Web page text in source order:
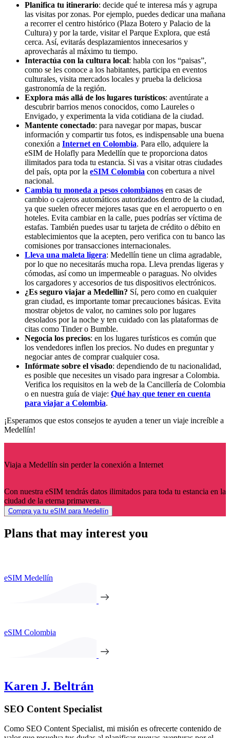
Planifica tu itinerario: decide qué te interesa más y agrupa
las visitas por zonas. Por ejemplo, puedes dedicar una mañana
a recorrer el centro histórico (Plaza Botero y Palacio de la
Cultura) y por la tarde, visitar el Parque Explora, que está
cerca. Así, evitarás desplazamientos innecesarios y
aprovecharás al máximo tu tiempo.
Interactúa con la cultura local: habla con los “paisas”,
como se les conoce a los habitantes, participa en eventos
culturales, visita mercados locales y prueba la deliciosa
gastronomía de la región.
Explora más allá de los lugares turísticos: aventúrate a
descubrir barrios menos conocidos, como Laureles o
Envigado, y experimenta la vida cotidiana de la ciudad.
Mantente conectado: para navegar por mapas, buscar
información y compartir tus fotos, es indispensable una buena
conexión a Internet en Colombia. Para ello, adquiere la
eSIM de Holafly para Medellín que te proporciona datos
ilimitados para toda tu estancia. Si vas a visitar otras ciudades
del país, opta por la eSIM Colombia con cobertura a nivel
nacional.
Cambia tu moneda a pesos colombianos en casas de
cambio o cajeros automáticos autorizados dentro de la ciudad,
ya que suelen ofrecer mejores tasas que en el aeropuerto o en
hoteles. Evita cambiar en la calle, pues podrías ser víctima de
estafas. También puedes usar tu tarjeta de crédito o débito en
establecimientos que la acepten, pero verifica con tu banco las
comisiones por transacciones internacionales.
Lleva una maleta ligera: Medellín tiene un clima agradable,
por lo que no necesitarás mucha ropa. Lleva prendas ligeras y
cómodas, así como un impermeable o paraguas. No olvides
los cargadores y accesorios de tus dispositivos electrónicos.
¿Es seguro viajar a Medellín? Sí, pero como en cualquier
gran ciudad, es importante tomar precauciones básicas. Evita
mostrar objetos de valor, no camines solo por lugares
desolados por la noche y ten cuidado con las plataformas de
citas como Tinder o Bumble.
Negocia los precios: en los lugares turísticos es común que
los vendedores inflen los precios. No dudes en preguntar y
negociar antes de comprar cualquier cosa.
Infórmate sobre el visado: dependiendo de tu nacionalidad,
es posible que necesites un visado para ingresar a Colombia.
Verifica los requisitos en la web de la Cancillería de Colombia
o en nuestra guía de viaje: Qué hay que tener en cuenta
para viajar a Colombia.
¡Esperamos que estos consejos te ayuden a tener un viaje increíble a
Medellín!
Viaja a Medellín sin perder la conexión a Internet
Con nuestra eSIM tendrás datos ilimitados para toda tu estancia en la
ciudad de la eterna primavera.
Compra ya tu eSIM para Medellín
Plans that may interest you
eSIM Medellín
eSIM Colombia
Karen J. Beltrán
SEO Content Specialist
Como SEO Content Specialist, mi misión es ofrecerte contenido de